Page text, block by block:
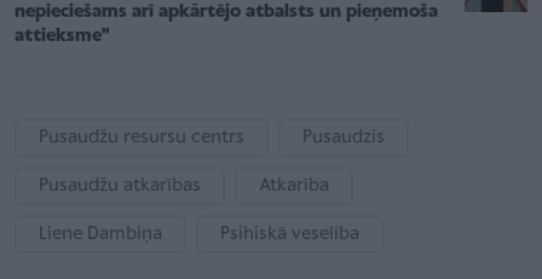
nepieciešams arī apkārtējo atbalsts un pieņemoša
attieksme"
Pusaudžu resursu centrs Pusaudzis
Pusaudžu atkarības Atkarība
Liene Dambiņa Psihiskā veselība